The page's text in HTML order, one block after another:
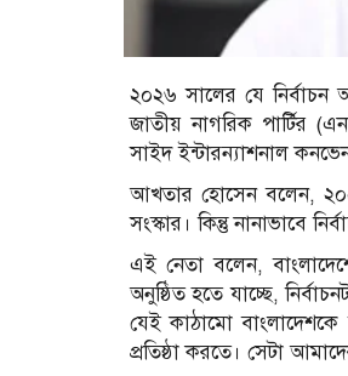
২০২৬ সালের যে নির্বাচন
জাতীয় নাগরিক পার্টির
সাইদ ইন্টারন্যাশনাল
আখতার হোসেন বলেন,
সংস্কার। কিন্তু নানাভাবে
এই নেতা বলেন,
অনুষ্ঠিত হতে যাচ্ছে,
যেই কাঠামো
প্রতিষ্ঠা করতে। সেটা